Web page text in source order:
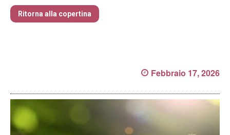
Ritorna alla copertina
Febbraio 17, 2026